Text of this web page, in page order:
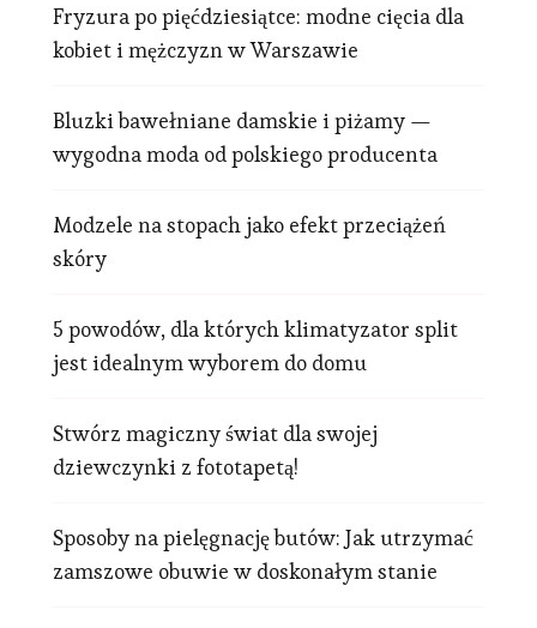
Fryzura po pięćdziesiątce: modne cięcia dla
kobiet i mężczyzn w Warszawie
Bluzki bawełniane damskie i piżamy —
wygodna moda od polskiego producenta
Modzele na stopach jako efekt przeciążeń
skóry
5 powodów, dla których klimatyzator split
jest idealnym wyborem do domu
Stwórz magiczny świat dla swojej
dziewczynki z fototapetą!
Sposoby na pielęgnację butów: Jak utrzymać
zamszowe obuwie w doskonałym stanie